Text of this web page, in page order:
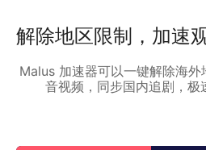
解除地区限制，加速
Malus 加速器可以一键解除海
音视频，同步国内追剧，极